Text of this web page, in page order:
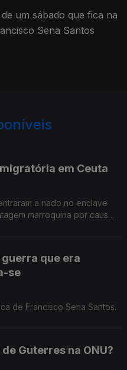
um sábado que fica na
Sena Santos
em Ceuta
a nado no enclave
marroquina por causa
que era
se
de Francisco Sena Santos.
Guterres na ONU?